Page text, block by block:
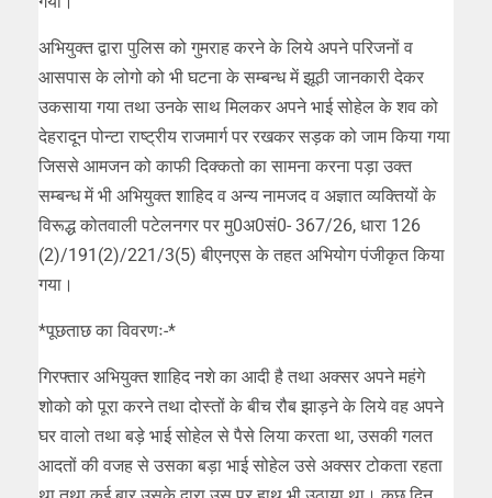
अभियुक्त द्वारा पुलिस को गुमराह करने के लिये अपने परिजनों व
आसपास के लोगो को भी घटना के सम्बन्ध में झूठी जानकारी देकर
उकसाया गया तथा उनके साथ मिलकर अपने भाई सोहेल के शव को
देहरादून पोन्टा राष्ट्रीय राजमार्ग पर रखकर सड़क को जाम किया गया
जिससे आमजन को काफी दिक्कतो का सामना करना पड़ा उक्त
सम्बन्ध में भी अभियुक्त शाहिद व अन्य नामजद व अज्ञात व्यक्तियों के
विरूद्ध कोतवाली पटेलनगर पर मु0अ0सं0- 367/26, धारा 126
(2)/191(2)/221/3(5) बीएनएस के तहत अभियोग पंजीकृत किया
गया।
*पूछताछ का विवरणः-*
गिरफ्तार अभियुक्त शाहिद नशे का आदी है तथा अक्सर अपने महंगे
शोको को पूरा करने तथा दोस्तों के बीच रौब झाड़ने के लिये वह अपने
घर वालो तथा बड़े भाई सोहेल से पैसे लिया करता था, उसकी गलत
आदतों की वजह से उसका बड़ा भाई सोहेल उसे अक्सर टोकता रहता